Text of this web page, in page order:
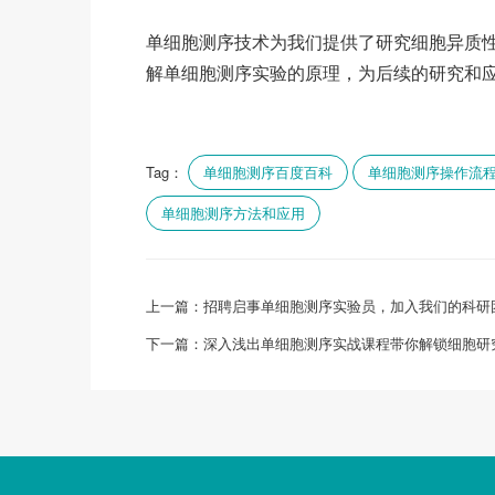
单细胞测序技术为我们提供了研究细胞异质
解单细胞测序实验的原理，为后续的研究和
Tag： 单细胞测序百度百科
单细胞测序操作流
单细胞测序方法和应用
上一篇： 招聘启事单细胞测序实验员，加入我们的科
下一篇： 深入浅出单细胞测序实战课程带你解锁细胞